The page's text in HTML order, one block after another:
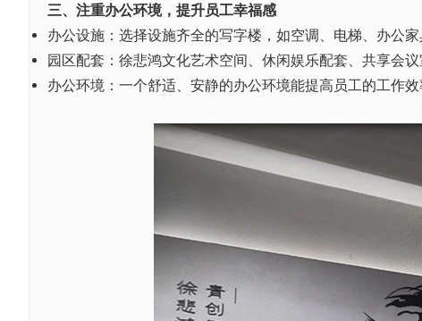
三、注重办公环境，提升员工幸福感
办公设施：选择设施齐全的写字楼，如空调、电梯、办公
园区配套：徐悲鸿文化艺术空间、休闲娱乐配套、共享会议
办公环境：一个舒适、安静的办公环境能提高员工的工作